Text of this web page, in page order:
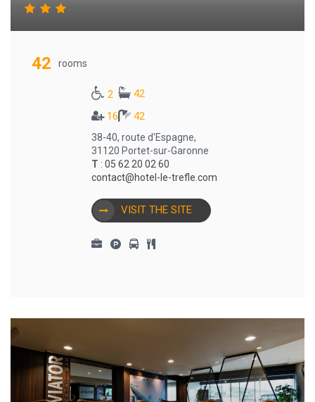
42 rooms
2
42
16
42
38-40, route d'Espagne,
31120 Portet-sur-Garonne
T : 05 62 20 02 60
contact@hotel-le-trefle.com
VISIT THE SITE